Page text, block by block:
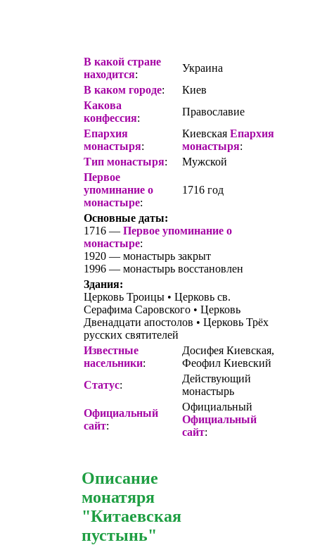
В какой стране
находится:
Украина
В каком городе:
Киев
Какова
конфессия:
Православие
Епархия
монастыря:
Киевская Епархия
монастыря:
Тип монастыря:
Мужской
Первое
упоминание о
монастыре:
1716 год
Основные даты:
1716 — Первое упоминание о
монастыре:
1920 — монастырь закрыт
1996 — монастырь восстановлен
Здания:
Церковь Троицы • Церковь св.
Серафима Саровского • Церковь
Двенадцати апостолов • Церковь Трёх
русских святителей
Известные
насельники:
Досифея Киевская,
Феофил Киевский
Статус:
Действующий
монастырь
Официальный
сайт:
Официальный
Официальный
сайт:
Описание
монатяря
"Китаевская
пустынь"